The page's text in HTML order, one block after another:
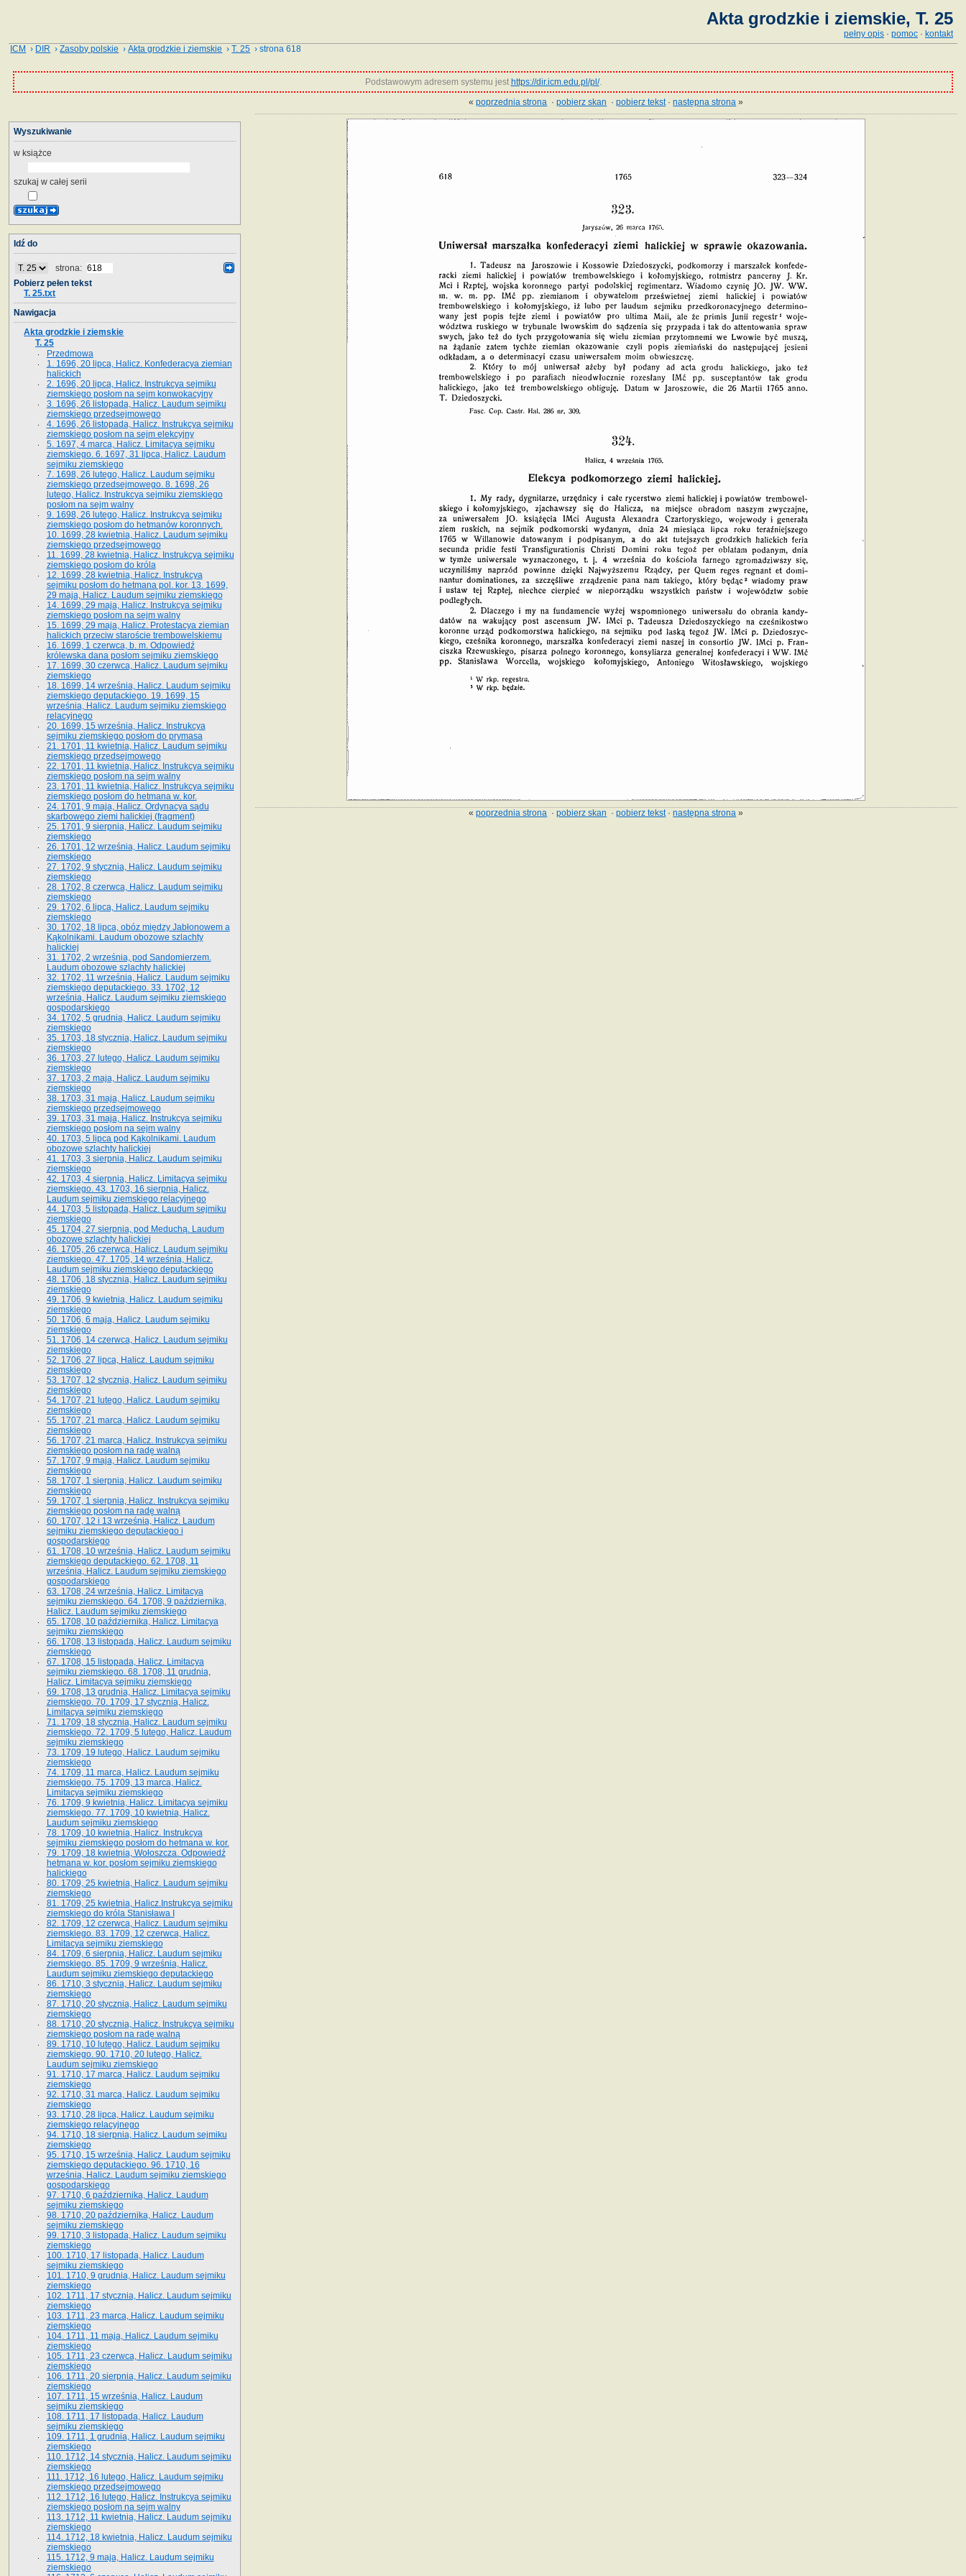
Akta grodzkie i ziemskie, T. 25
pełny opis · pomoc · kontakt
ICM › DIR ›Zasoby polskie ›Akta grodzkie i ziemskie ›T. 25 › strona 618
Podstawowym adresem systemu jest https://dir.icm.edu.pl/pl/.
«poprzednia strona ·pobierz skan ·pobierz tekst·następna strona »
«poprzednia strona ·pobierz skan ·pobierz tekst·następna strona »
Wyszukiwanie
w książce
szukaj w całej serii
Idź do
strona:
Pobierz pełen tekst
T. 25.txt
Nawigacja
Akta grodzkie i ziemskie
T. 25
Przedmowa
1. 1696, 20 lipca, Halicz. Konfederacya ziemian
halickich
2. 1696, 20 lipca, Halicz. Instrukcya sejmiku
ziemskiego posłom na sejm konwokacyjny
3. 1696, 26 listopada, Halicz. Laudum sejmiku
ziemskiego przedsejmowego
4. 1696, 26 listopada, Halicz. Instrukcya sejmiku
ziemskiego posłom na sejm elekcyjny
5. 1697, 4 marca, Halicz. Limitacya sejmiku
ziemskiego. 6. 1697, 31 lipca, Halicz. Laudum
sejmiku ziemskiego
7. 1698, 26 lutego, Halicz. Laudum sejmiku
ziemskiego przedsejmowego. 8. 1698, 26
lutego, Halicz. Instrukcya sejmiku ziemskiego
posłom na sejm walny
9. 1698, 26 lutego, Halicz. Instrukcya sejmiku
ziemskiego posłom do hetmanów koronnych.
10. 1699, 28 kwietnia, Halicz. Laudum sejmiku
ziemskiego przedsejmowego
11. 1699, 28 kwietnia, Halicz. Instrukcya sejmiku
ziemskiego posłom do króla
12. 1699, 28 kwietnia, Halicz. Instrukcya
sejmiku posłom do hetmana pol. kor. 13. 1699,
29 maja, Halicz. Laudum sejmiku ziemskiego
14. 1699, 29 maja, Halicz. Instrukcya sejmiku
ziemskiego posłom na sejm walny
15. 1699, 29 maja, Halicz. Protestacya ziemian
halickich przeciw staroście trembowelskiemu
16. 1699, 1 czerwca, b. m. Odpowiedź
królewska dana posłom sejmiku ziemskiego
17. 1699, 30 czerwca, Halicz. Laudum sejmiku
ziemskiego
18. 1699, 14 września, Halicz. Laudum sejmiku
ziemskiego deputackiego. 19. 1699, 15
września, Halicz. Laudum sejmiku ziemskiego
relacyjnego
20. 1699, 15 września, Halicz. Instrukcya
sejmiku ziemskiego posłom do prymasa
21. 1701, 11 kwietnia, Halicz. Laudum sejmiku
ziemskiego przedsejmowego
22. 1701, 11 kwietnia, Halicz. Instrukcya sejmiku
ziemskiego posłom na sejm walny
23. 1701, 11 kwietnia, Halicz. Instrukcya sejmiku
ziemskiego posłom do hetmana w. kor.
24. 1701, 9 maja, Halicz. Ordynacya sądu
skarbowego ziemi halickiej (fragment)
25. 1701, 9 sierpnia, Halicz. Laudum sejmiku
ziemskiego
26. 1701, 12 września, Halicz. Laudum sejmiku
ziemskiego
27. 1702, 9 stycznia, Halicz. Laudum sejmiku
ziemskiego
28. 1702, 8 czerwca, Halicz. Laudum sejmiku
ziemskiego
29. 1702, 6 lipca, Halicz. Laudum sejmiku
ziemskiego
30. 1702, 18 lipca, obóz między Jabłonowem a
Kąkolnikami. Laudum obozowe szlachty
halickiej
31. 1702, 2 września, pod Sandomierzem.
Laudum obozowe szlachty halickiej
32. 1702, 11 września, Halicz. Laudum sejmiku
ziemskiego deputackiego. 33. 1702, 12
września, Halicz. Laudum sejmiku ziemskiego
gospodarskiego
34. 1702, 5 grudnia, Halicz. Laudum sejmiku
ziemskiego
35. 1703, 18 stycznia, Halicz. Laudum sejmiku
ziemskiego
36. 1703, 27 lutego, Halicz. Laudum sejmiku
ziemskiego
37. 1703, 2 maja, Halicz. Laudum sejmiku
ziemskiego
38. 1703, 31 maja, Halicz. Laudum sejmiku
ziemskiego przedsejmowego
39. 1703, 31 maja, Halicz. Instrukcya sejmiku
ziemskiego posłom na sejm walny
40. 1703, 5 lipca pod Kąkolnikami. Laudum
obozowe szlachty halickiej
41­. 1703, 3 sierpnia, Halicz. Laudum sejmiku
ziemskiego
42. 1703, 4 sierpnia, Halicz. Limitacya sejmiku
ziemskiego. 43. 1703, 16 sierpnia, Halicz.
Laudum sejmiku ziemskiego relacyjnego
44. 1703, 5 listopada, Halicz. Laudum sejmiku
ziemskiego
45. 1704, 27 sierpnia, pod Meduchą. Laudum
obozowe szlachty halickiej
46. 1705, 26 czerwca, Halicz. Laudum sejmiku
ziemskiego. 47. 1705, 14 września, Halicz.
Laudum sejmiku ziemskiego deputackiego
48. 1706, 18 stycznia, Halicz. Laudum sejmiku
ziemskiego
49. 1706, 9 kwietnia, Halicz. Laudum sejmiku
ziemskiego
50. 1706, 6 maja, Halicz. Laudum sejmiku
ziemskiego
51. 1706, 14 czerwca, Halicz. Laudum sejmiku
ziemskiego
52. 1706, 27 lipca, Halicz. Laudum sejmiku
ziemskiego
53. 1707, 12 stycznia, Halicz. Laudum sejmiku
ziemskiego
54. 1707, 21 lutego, Halicz. Laudum sejmiku
ziemskiego
55. 1707, 21 marca, Halicz. Laudum sejmiku
ziemskiego
56. 1707, 21 marca, Halicz. Instrukcya sejmiku
ziemskiego posłom na radę walną
57. 1707, 9 maja, Halicz. Laudum sejmiku
ziemskiego
58. 1707, 1 sierpnia, Halicz. Laudum sejmiku
ziemskiego
59. 1707, 1 sierpnia, Halicz. Instrukcya sejmiku
ziemskiego posłom na radę walną
60. 1707, 12 i 13 września, Halicz. Laudum
sejmiku ziemskiego deputackiego i
gospodarskiego
61. 1708, 10 września, Halicz. Laudum sejmiku
ziemskiego deputackiego. 62. 1708, 11
września, Halicz. Laudum sejmiku ziemskiego
gospodarskiego
63. 1708, 24 września, Halicz. Limitacya
sejmiku ziemskiego. 64. 1708, 9 października,
Halicz. Laudum sejmiku ziemskiego
65­. 1708, 10 października, Halicz. Limitacya
sejmiku ziemskiego
66. 1708, 13 listopada, Halicz. Laudum sejmiku
ziemskiego
67. 1708, 15 listopada, Halicz. Limitacya
sejmiku ziemskiego. 68. 1708, 11 grudnia,
Halicz. Limitacya sejmiku ziemskiego
69. 1708, 13 grudnia, Halicz. Limitacya sejmiku
ziemskiego. 70. 1709, 17 stycznia, Halicz.
Limitacya sejmiku ziemskiego
71. 1709, 18 stycznia, Halicz. Laudum sejmiku
ziemskiego. 72. 1709, 5 lutego, Halicz. Laudum
sejmiku ziemskiego
73. 1709, 19 lutego, Halicz. Laudum sejmiku
ziemskiego
74. 1709, 11 marca, Halicz. Laudum sejmiku
ziemskiego. 75. 1709, 13 marca, Halicz.
Limitacya sejmiku ziemskiego
76. 1709, 9 kwietnia, Halicz. Limitacya sejmiku
ziemskiego. 77. 1709, 10 kwietnia, Halicz.
Laudum sejmiku ziemskiego
78. 1709, 10 kwietnia, Halicz. Instrukcya
sejmiku ziemskiego posłom do hetmana w. kor.
79. 1709, 18 kwietnia, Wołoszcza. Odpowiedź
hetmana w. kor. posłom sejmiku ziemskiego
halickiego
80. 1709, 25 kwietnia, Halicz. Laudum sejmiku
ziemskiego
81. 1709, 25 kwietnia, Halicz.Instrukcya sejmiku
ziemskiego do króla Stanisława I
82. 1709, 12 czerwca, Halicz. Laudum sejmiku
ziemskiego. 83. 1709, 12 czerwca, Halicz.
Limitacya sejmiku ziemskiego
84. 1709, 6 sierpnia, Halicz. Laudum sejmiku
ziemskiego. 85. 1709, 9 września, Halicz.
Laudum sejmiku ziemskiego deputackiego
86. 1710, 3 stycznia, Halicz. Laudum sejmiku
ziemskiego
87. 1710, 20 stycznia, Halicz. Laudum sejmiku
ziemskiego
88. 1710, 20 stycznia, Halicz. Instrukcya sejmiku
ziemskiego posłom na radę walną
89. 1710, 10 lutego, Halicz. Laudum sejmiku
ziemskiego. 90. 1710, 20 lutego, Halicz.
Laudum sejmiku ziemskiego
91. 1710, 17 marca, Halicz. Laudum sejmiku
ziemskiego
92. 1710, 31 marca, Halicz. Laudum sejmiku
ziemskiego
93. 1710, 28 lipca, Halicz. Laudum sejmiku
ziemskiego relacyjnego
94. 1710, 18 sierpnia, Halicz. Laudum sejmiku
ziemskiego
95. 1710, 15 września, Halicz. Laudum sejmiku
ziemskiego deputackiego. 96. 1710, 16
września, Halicz. Laudum sejmiku ziemskiego
gospodarskiego
97. 1710, 6 października, Halicz. Laudum
sejmiku ziemskiego
98. 1710, 20 października, Halicz. Laudum
sejmiku ziemskiego
99. 1710, 3 listopada, Halicz. Laudum sejmiku
ziemskiego
100. 1710, 17 listopada, Halicz. Laudum
sejmiku ziemskiego
101. 1710, 9 grudnia, Halicz. Laudum sejmiku
ziemskiego
102. 1711, 17 stycznia, Halicz. Laudum sejmiku
ziemskiego
103. 1711, 23 marca, Halicz. Laudum sejmiku
ziemskiego
104. 1711, 11 maja, Halicz. Laudum sejmiku
ziemskiego
105. 1711, 23 czerwca, Halicz. Laudum sejmiku
ziemskiego
106. 1711, 20 sierpnia, Halicz. Laudum sejmiku
ziemskiego
107. 1711, 15 września, Halicz. Laudum
sejmiku ziemskiego
108. 1711, 17 listopada, Halicz. Laudum
sejmiku ziemskiego
109. 1711, 1 grudnia, Halicz. Laudum sejmiku
ziemskiego
110. 1712, 14 stycznia, Halicz. Laudum sejmiku
ziemskiego
111. 1712, 16 lutego, Halicz. Laudum sejmiku
ziemskiego przedsejmowego
112. 1712, 16 lutego, Halicz. Instrukcya sejmiku
ziemskiego posłom na sejm walny
113. 1712, 11 kwietnia, Halicz. Laudum sejmiku
ziemskiego
114. 1712, 18 kwietnia, Halicz. Laudum sejmiku
ziemskiego
115. 1712, 9 maja, Halicz. Laudum sejmiku
ziemskiego